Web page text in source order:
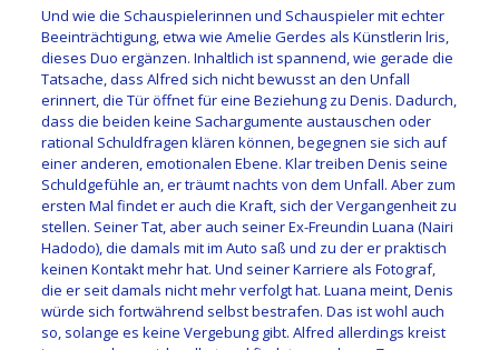
Und wie die Schauspielerinnen und Schauspieler mit echter
Beeinträchtigung, etwa wie Amelie Gerdes als Künstlerin lris,
dieses Duo ergänzen. Inhaltlich ist spannend, wie gerade die
Tatsache, dass Alfred sich nicht bewusst an den Unfall
erinnert, die Tür öffnet für eine Beziehung zu Denis. Dadurch,
dass die beiden keine Sachargumente austauschen oder
rational Schuldfragen klären können, begegnen sie sich auf
einer anderen, emotionalen Ebene. Klar treiben Denis seine
Schuldgefühle an, er träumt nachts von dem Unfall. Aber zum
ersten Mal findet er auch die Kraft, sich der Vergangenheit zu
stellen. Seiner Tat, aber auch seiner Ex-Freundin Luana (Nairi
Hadodo), die damals mit im Auto saß und zu der er praktisch
keinen Kontakt mehr hat. Und seiner Karriere als Fotograf,
die er seit damals nicht mehr verfolgt hat. Luana meint, Denis
würde sich fortwährend selbst bestrafen. Das ist wohl auch
so, solange es keine Vergebung gibt. Alfred allerdings kreist